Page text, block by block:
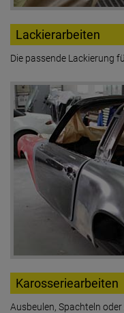
Lackierarbeiten
Die passende Lackierung
Karosseriearbeiten
Ausbeulen, Spachteln